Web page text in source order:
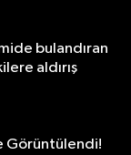
bulandıran
aldırış
Görüntülendi!